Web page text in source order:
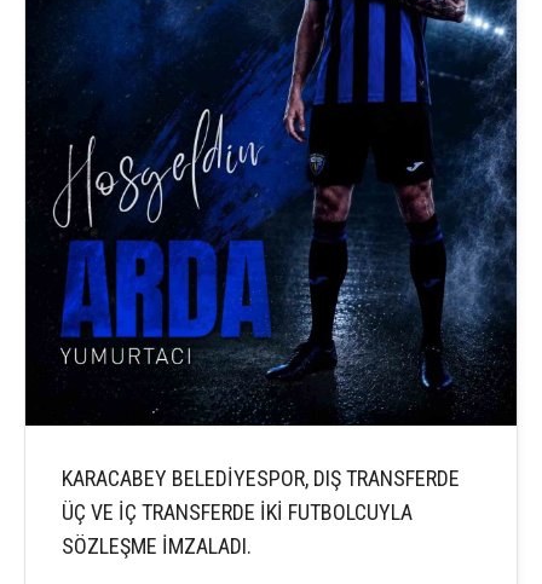
KARACABEY BELEDİYESPOR, DIŞ TRANSFERDE
ÜÇ VE İÇ TRANSFERDE İKİ FUTBOLCUYLA
SÖZLEŞME İMZALADI.